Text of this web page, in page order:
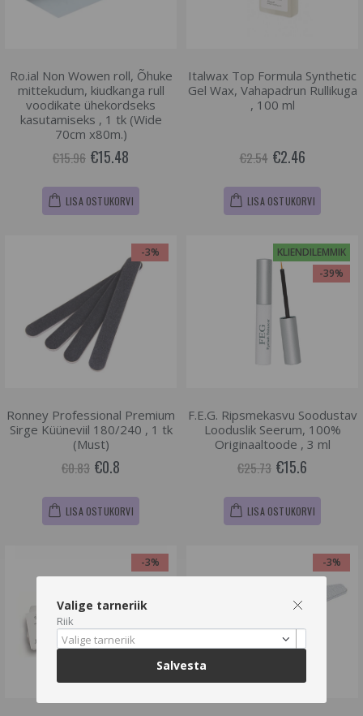
Ro.ial Non Wowen roll, Õhuke
mittekudum, kiudkanga rull
voodikate ühekordseks
kasutamiseks , 1 tk (Wide
70cm x80m.)
€15.96 €15.48
LISA OSTUKORVI
Italwax Top Formula Synthetic
Gel Wax, Vahapadrun Rullikuga
, 100 ml
€2.54 €2.46
LISA OSTUKORVI
-3%
Ronney Professional Premium
Sirge Küüneviil 180/240 , 1 tk
(Must)
€0.83 €0.8
LISA OSTUKORVI
KLIENDILEMMIK
-39%
F.E.G. Ripsmekasvu Soodustav
Looduslik Seerum, 100%
Originaaltoode , 3 ml
€25.73 €15.6
LISA OSTUKORVI
-3% -3%
Valige tarneriik
Riik
Valige tarneriik
Salvesta